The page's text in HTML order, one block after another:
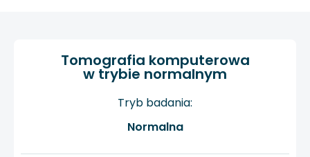
Tomografia komputerowa
w trybie normalnym
Tryb badania:
Normalna